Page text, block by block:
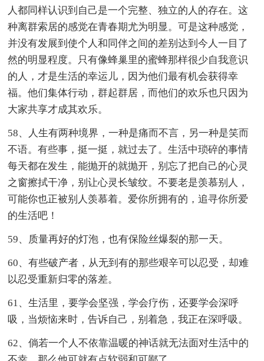
人都同样认识到自己是一个完整、独立的人的存在。这
种离群索居的感觉在青春期尤为明显。可是这种感觉，
并没有发展到使个人和同伴之间的差别达到今人一目了
然的明显程度。只有像蜂巢里的蜜蜂那样很少自我意识
的人，才是生活的幸运儿，因为他们最有机会获得幸
福。他们集体行动，群起群居，而他们的欢乐也只因为
大家共享才成其欢乐。
58、人生有两种境界，一种是痛而不言，另一种是笑而
不语。有些事，挺一挺，就过去了。生活中琐碎的事情
每天都在发生，能抛开的就抛开，别忘了把自己的心灵
之窗擦拭干净，别让心灵长皱纹。不要老是羡慕别人，
可能你也正被别人羡慕着。爱你所拥有的，追寻你所爱
的生活吧！
59、质量再好的灯泡，也有保险丝爆裂的那一天。
60、有些破产者，从无到有的那些艰辛可以忍受，却难
以忍受重新归零的落差。
61、生活里，要学会坚强，学会疗伤，还要学会深呼
吸，当烦恼来时，告诉自己，别着急，我正在深呼吸。
62、倘若一个人不依靠温暖的神话就无法面对生活中的